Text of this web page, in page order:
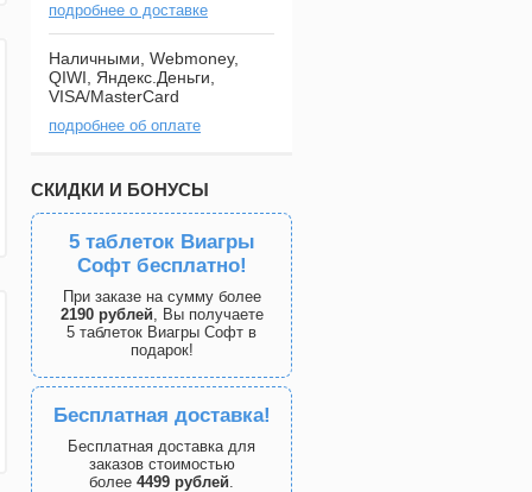
подробнее о доставке
Наличными, Webmoney,
QIWI, Яндекс.Деньги,
VISA/MasterCard
подробнее об оплате
СКИДКИ И БОНУСЫ
5 таблеток Виагры
Софт бесплатно!
При заказе на сумму более
2190 рублей, Вы получаете
5 таблеток Виагры Софт в
подарок!
Бесплатная доставка!
Бесплатная доставка для
заказов стоимостью
более 4499 рублей.